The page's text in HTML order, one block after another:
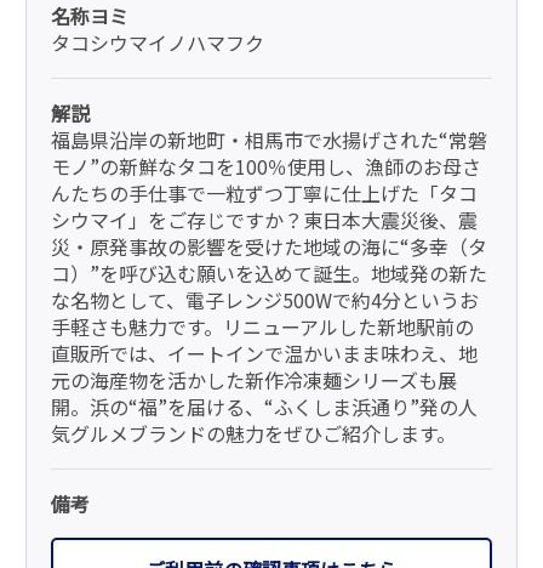
名称ヨミ
タコシウマイノハマフク
解説
福島県沿岸の新地町・相馬市で水揚げされた“常磐
モノ”の新鮮なタコを100％使用し、漁師のお母さ
んたちの手仕事で一粒ずつ丁寧に仕上げた「タコ
シウマイ」をご存じですか？東日本大震災後、震
災・原発事故の影響を受けた地域の海に“多幸（タ
コ）”を呼び込む願いを込めて誕生。地域発の新た
な名物として、電子レンジ500Wで約4分というお
手軽さも魅力です。リニューアルした新地駅前の
直販所では、イートインで温かいまま味わえ、地
元の海産物を活かした新作冷凍麺シリーズも展
開。浜の“福”を届ける、“ふくしま浜通り”発の人
気グルメブランドの魅力をぜひご紹介します。
備考